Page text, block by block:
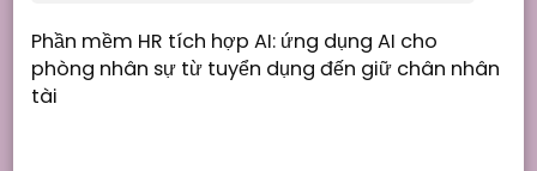
Phần mềm HR tích hợp AI: ứng dụng AI cho
phòng nhân sự từ tuyển dụng đến giữ chân nhân
tài